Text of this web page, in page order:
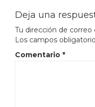
Deja una
Tu dirección de correo
Los campos
Comentario *